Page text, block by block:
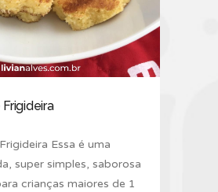
Essa é uma
super simples, saborosa
crianças maiores de 1